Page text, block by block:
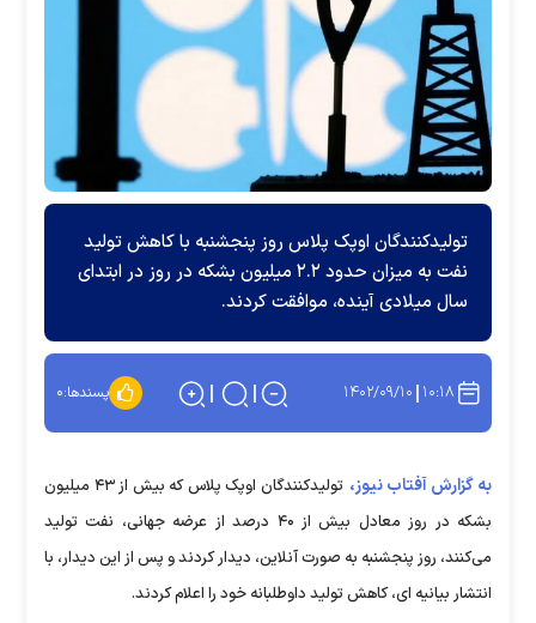
تولیدکنندگان اوپک پلاس روز پنجشنبه با کاهش تولید
نفت به میزان حدود ۲.۲ میلیون بشکه در روز در ابتدای
سال میلادی آینده، موافقت کردند.
۱۰:۱۸ ۱۴۰۲/۰۹/۱۰ پسندها:۰
به گزارش آفتاب نیوز،
تولیدکنندگان اوپک پلاس که بیش از ۴۳ میلیون
بشکه در روز معادل بیش از ۴۰ درصد از عرضه جهانی، نفت تولید
می‌کنند، روز پنجشنبه به صورت آنلاین، دیدار کردند و پس از این دیدار، با
انتشار بیانیه ای، کاهش تولید داوطلبانه خود را اعلام کردند.